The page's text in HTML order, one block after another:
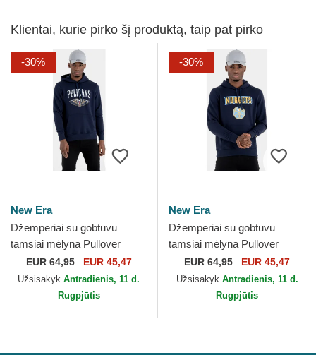
Klientai, kurie pirko šį produktą, taip pat pirko
-30%
New Era
Džemperiai su gobtuvu
tamsiai mėlyna Pullover
Hoody New Orleans Pelicans
NBA New Era
EUR64,95 EUR 45,47
Užsisakyk Antradienis, 11 d.
Rugpjūtis
-30%
New Era
Džemperiai su gobtuvu
tamsiai mėlyna Pullover
Hoody Denver Nuggets NBA
New Era
EUR 64,95 EUR 45,47
Užsisakyk Antradienis, 11 d.
Rugpjūtis